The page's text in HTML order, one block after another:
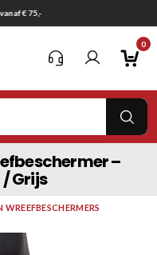
€ 75,-
0
–
Grijs
WREEFBESCHERMERS